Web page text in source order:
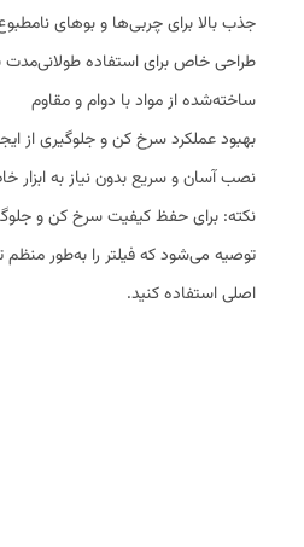
جذب بالا برای چربی‌ها و بوهای
طراحی خاص برای استفاده
ساخته‌شده از مواد با دوام و مقاوم
بهبود عملکرد سرخ کن و جلوگیری از
نصب آسان و سریع بدون نیاز به ابزار
نکته: برای حفظ کیفیت سرخ کن و
توصیه می‌شود که فیلتر را به‌طور
اصلی استفاده کنید.